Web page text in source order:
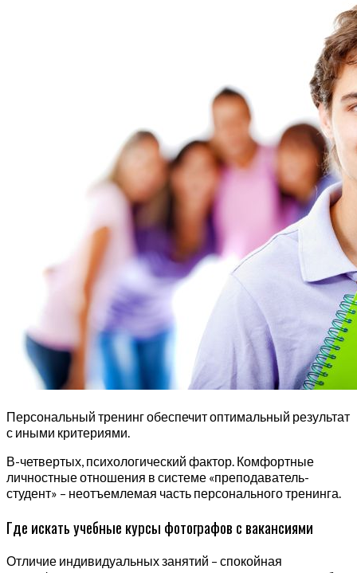
Персональный тренинг обеспечит оптимальный результат
с иными критериями.
В-четвертых, психологический фактор. Комфортные
личностные отношения в системе «преподаватель-
студент» – неотъемлемая часть персонального тренинга.
Где искать учебные курсы фотографов с вакансиями
Отличие индивидуальных занятий – спокойная